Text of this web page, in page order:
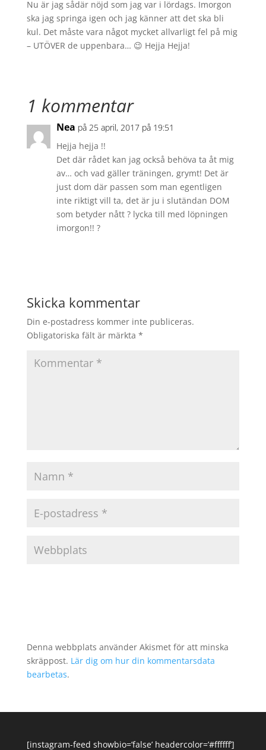
Nu är jag sådär nöjd som jag var i lördags. Imorgon
ska jag springa igen och jag känner att det ska bli
kul. Det måste vara något mycket allvarligt fel på mig
– UTÖVER de uppenbara… 😉 Hejja Hejja!
1 kommentar
Nea på 25 april, 2017 på 19:51
Hejja hejja !!
Det där rådet kan jag också behöva ta åt mig
av… och vad gäller träningen, grymt! Det är
just dom där passen som man egentligen
inte riktigt vill ta, det är ju i slutändan DOM
som betyder nått ? lycka till med löpningen
imorgon!! ?
Skicka kommentar
Din e-postadress kommer inte publiceras.
Obligatoriska fält är märkta *
Denna webbplats använder Akismet för att minska
skräppost. Lär dig om hur din kommentarsdata
bearbetas.
[instagram-feed showbio=’false’ headercolor=’#ffffff’]